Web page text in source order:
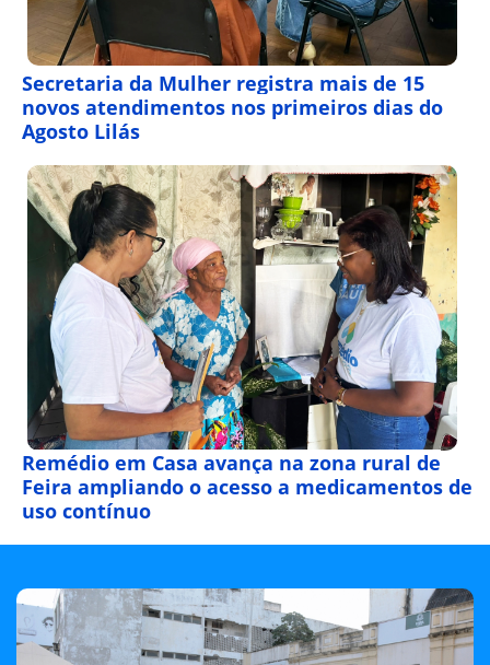
Secretaria da Mulher registra mais de 15
novos atendimentos nos primeiros dias do
Agosto Lilás
Remédio em Casa avança na zona rural de
Feira ampliando o acesso a medicamentos de
uso contínuo